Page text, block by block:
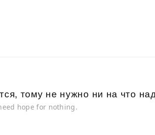
тому не нужно ни на что
hope for nothing.